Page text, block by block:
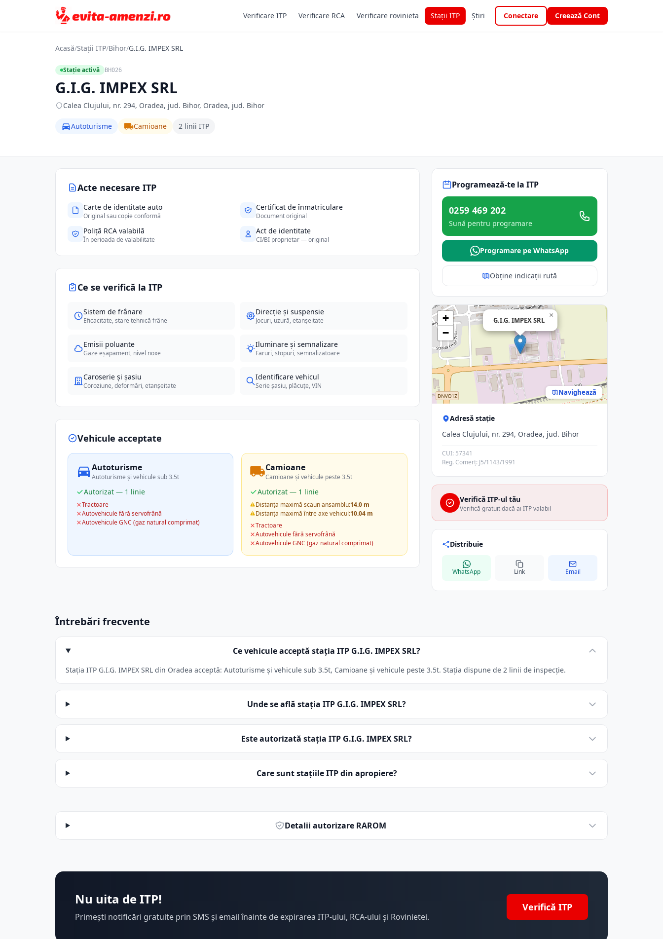
Verificare ITP Verificare RCA Verificare rovinieta Stații ITP Știri Conectare Creează Cont
Acasă/Stații ITP/Bihor/G.I.G. IMPEX SRL
Stație activă BH026
G.I.G. IMPEX SRL
Calea Clujului, nr. 294, Oradea, jud. Bihor, Oradea, jud. Bihor
Autoturisme Camioane 2 linii ITP
Acte necesare ITP
Carte de identitate auto
Original sau copie conformă
Certificat de înmatriculare
Document original
Poliță RCA valabilă
În perioada de valabilitate
Act de identitate
CI/BI proprietar — original
Ce se verifică la ITP
Sistem de frânare
Eficacitate, stare tehnică frâne
Direcție și suspensie
Jocuri, uzură, etanșeitate
Emisii poluante
Gaze eșapament, nivel noxe
Iluminare și semnalizare
Faruri, stopuri, semnalizatoare
Caroserie și șasiu
Coroziune, deformări, etanșeitate
Identificare vehicul
Serie șasiu, plăcuțe, VIN
Vehicule acceptate
Autoturisme
Autoturisme și vehicule sub 3.5t
Autorizat — 1 linie
Tractoare
Autovehicule fără servofrână
Autovehicule GNC (gaz natural comprimat)
Camioane
Camioane și vehicule peste 3.5t
Autorizat — 1 linie
Distanța maximă scaun ansamblu:14.0 m
Distanța maximă între axe vehicul:10.04 m
Tractoare
Autovehicule fără servofrână
Autovehicule GNC (gaz natural comprimat)
Programează-te la ITP
0259 469 202
Sună pentru programare
Programare pe WhatsApp
Obține indicații rută
G.I.G. IMPEX SRL
×
+
−
Navighează
Adresă stație
Calea Clujului, nr. 294, Oradea, jud. Bihor
CUI: 57341
Reg. Comerț: J5/1143/1991
Verifică ITP-ul tău
Verifică gratuit dacă ai ITP valabil
Distribuie
WhatsApp Link Email
Întrebări frecvente
Ce vehicule acceptă stația ITP G.I.G. IMPEX SRL?
Stația ITP G.I.G. IMPEX SRL din Oradea acceptă: Autoturisme și vehicule sub 3.5t, Camioane și vehicule peste 3.5t. Stația dispune de 2 linii de inspecție.
Unde se află stația ITP G.I.G. IMPEX SRL?
Este autorizată stația ITP G.I.G. IMPEX SRL?
Care sunt stațiile ITP din apropiere?
Detalii autorizare RAROM
Nu uita de ITP!
Primești notificări gratuite prin SMS și email înainte de expirarea ITP-ului, RCA-ului și Rovinietei.
Verifică ITP